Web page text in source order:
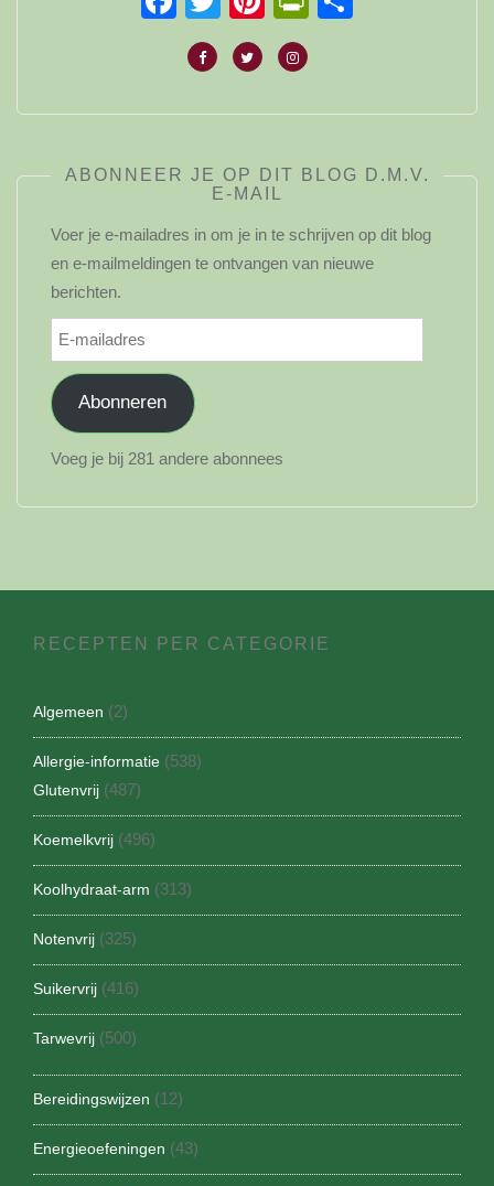
ABONNEER JE OP DIT BLOG D.M.V.
E-MAIL
Voer je e-mailadres in om je in te schrijven op dit blog
en e-mailmeldingen te ontvangen van nieuwe
berichten.
E-
mailadres
Abonneren
Voeg je bij 281 andere abonnees
RECEPTEN PER CATEGORIE
Algemeen (2)
Allergie-informatie (538)
Glutenvrij (487)
Koemelkvrij (496)
Koolhydraat-arm (313)
Notenvrij (325)
Suikervrij (416)
Tarwevrij (500)
Bereidingswijzen (12)
Energieoefeningen (43)